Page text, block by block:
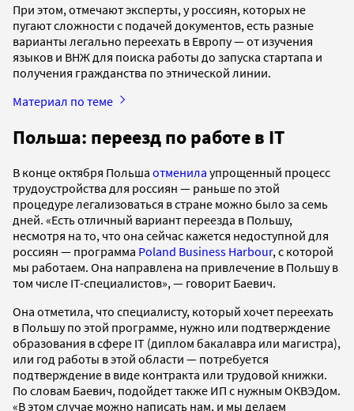
При этом, отмечают эксперты, у россиян, которых не
пугают сложности с подачей документов, есть разные
варианты легально переехать в Европу — от изучения
языков и ВНЖ для поиска работы до запуска стартапа и
получения гражданства по этнической линии.
Материал по теме
Польша: переезд по работе в IT
В конце октября Польша отменила упрощенный процесс
трудоустройства для россиян — раньше по этой
процедуре легализоваться в стране можно было за семь
дней. «Есть отличный вариант переезда в Польшу,
несмотря на то, что она сейчас кажется недоступной для
россиян — программа Poland Business Harbour, с которой
мы работаем. Она направлена на привлечение в Польшу в
том числе IT-специалистов», — говорит Баевич.
Она отметила, что специалисту, который хочет переехать
в Польшу по этой программе, нужно или подтверждение
образования в сфере IT (диплом бакалавра или магистра),
или год работы в этой области — потребуется
подтверждение в виде контракта или трудовой книжки.
По словам Баевич, подойдет также ИП с нужным ОКВЭДом.
«В этом случае можно написать нам, и мы делаем